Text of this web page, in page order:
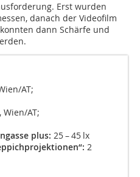
Erst wurden
danach der Videofilm
dann Schärfe und
AT;
AT;
plus: 25 – 45 lx
2